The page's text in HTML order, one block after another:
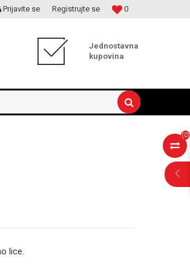
ISPORUKE ZA 24H! 0
Prijavite se Registrujte se
Jednostavna
kupovina
(0)
lice.